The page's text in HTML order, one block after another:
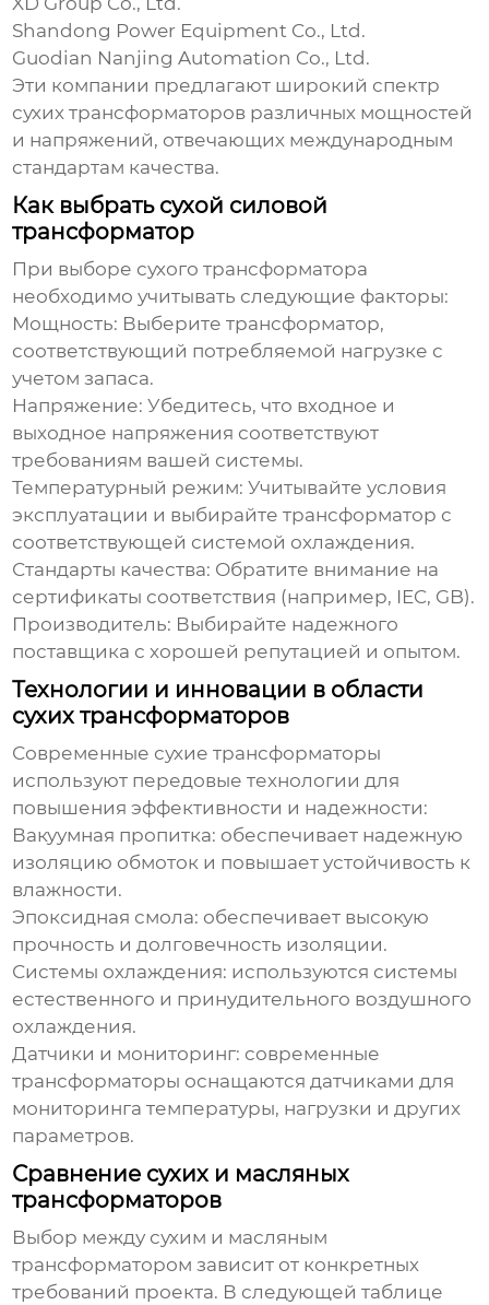
Shandong Power Equipment Co., Ltd.
Guodian Nanjing Automation Co., Ltd.
Эти компании предлагают широкий спектр
сухих трансформаторов различных мощностей
и напряжений, отвечающих международным
стандартам качества.
Как выбрать сухой силовой
трансформатор
При выборе сухого трансформатора
необходимо учитывать следующие факторы:
Мощность: Выберите трансформатор,
соответствующий потребляемой нагрузке с
учетом запаса.
Напряжение: Убедитесь, что входное и
выходное напряжения соответствуют
требованиям вашей системы.
Температурный режим: Учитывайте условия
эксплуатации и выбирайте трансформатор с
соответствующей системой охлаждения.
Стандарты качества: Обратите внимание на
сертификаты соответствия (например, IEC, GB).
Производитель: Выбирайте надежного
поставщика с хорошей репутацией и опытом.
Технологии и инновации в области
сухих трансформаторов
Современные сухие трансформаторы
используют передовые технологии для
повышения эффективности и надежности:
Вакуумная пропитка: обеспечивает надежную
изоляцию обмоток и повышает устойчивость к
влажности.
Эпоксидная смола: обеспечивает высокую
прочность и долговечность изоляции.
Системы охлаждения: используются системы
естественного и принудительного воздушного
охлаждения.
Датчики и мониторинг: современные
трансформаторы оснащаются датчиками для
мониторинга температуры, нагрузки и других
параметров.
Сравнение сухих и масляных
трансформаторов
Выбор между сухим и масляным
трансформатором зависит от конкретных
требований проекта. В следующей таблице